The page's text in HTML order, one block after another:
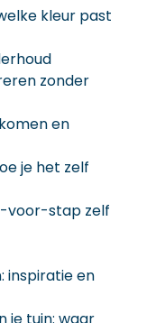
kleur past
zonder
en
je het zelf
voor-stap zelf
inspiratie en
je tuin: waar